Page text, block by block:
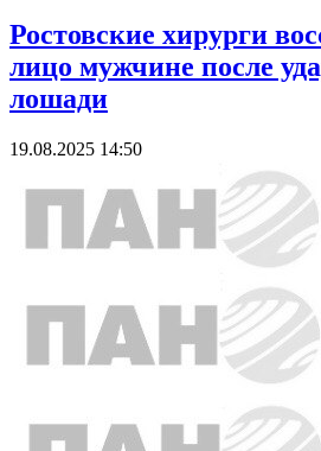
Ростовские хирурги
лицо мужчине после
лошади
19.08.2025 14:50